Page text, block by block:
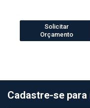
Solicitar
Orçamento
Cadastre-se